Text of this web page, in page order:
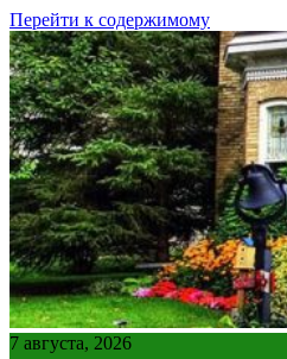
Перейти к содержимому
7 августа, 2026